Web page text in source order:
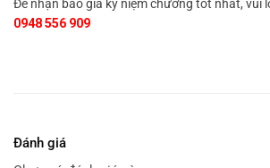
Để nhận báo giá kỷ niệm chương tốt nhất, vui
0948 556 909
Đánh giá